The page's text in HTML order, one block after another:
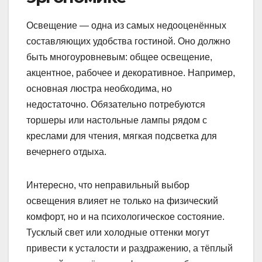
Освещение — одна из самых недооценённых
составляющих удобства гостиной. Оно должно
быть многоуровневым: общее освещение,
акцентное, рабочее и декоративное. Например,
основная люстра необходима, но
недостаточно. Обязательно потребуются
торшеры или настольные лампы рядом с
креслами для чтения, мягкая подсветка для
вечернего отдыха.
Интересно, что неправильный выбор
освещения влияет не только на физический
комфорт, но и на психологическое состояние.
Тусклый свет или холодные оттенки могут
привести к усталости и раздражению, а тёплый